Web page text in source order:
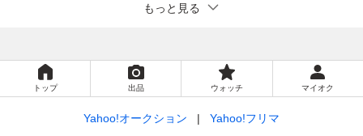
もっと見る
トップ 出品 ウォッチ マイオク
Yahoo!オークション
Yahoo!フリマ